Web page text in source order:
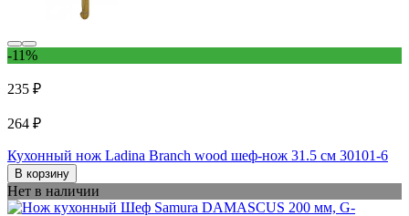
-11%
235 ₽
264 ₽
Кухонный нож Ladina Branch wood шеф-нож 31.5 см 30101-6
В корзину
Нет в наличии